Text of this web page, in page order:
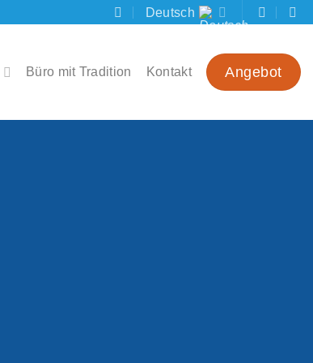
Deutsch
Büro mit Tradition Kontakt Angebot